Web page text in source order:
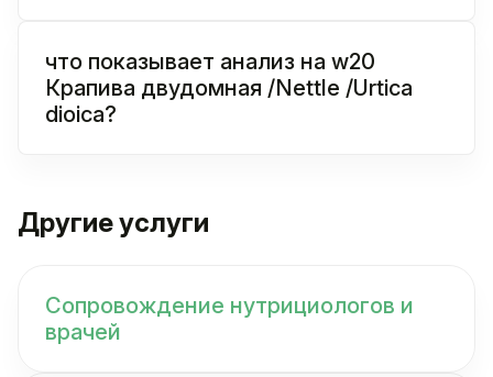
что показывает анализ на w20
Крапива двудомная /Nettle /Urtica
dioica?
Другие услуги
Сопровождение нутрициологов и
врачей